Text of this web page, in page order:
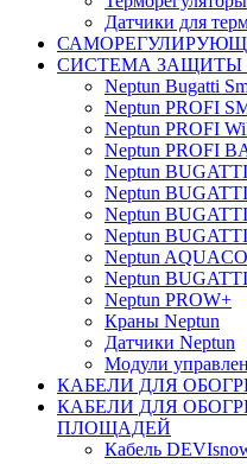
Датчики для
СИСТЕМА ЗАЩИТЫ
Neptun Bugatti
Neptun PROFI
Neptun PROFI
Neptun PROFI
Neptun
Neptun
Neptun
Neptun
Neptun
Neptun
Neptun PROW+
Краны Neptun
Датчики Neptun
Модули
КАБЕЛИ ДЛЯ
КАБЕЛИ ДЛЯ
ПЛОЩАДЕЙ
Кабель